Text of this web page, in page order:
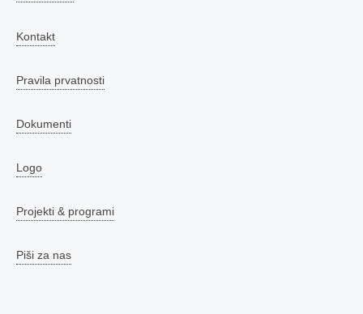
Kontakt
Pravila prvatnosti
Dokumenti
Logo
Projekti & programi
Piši za nas